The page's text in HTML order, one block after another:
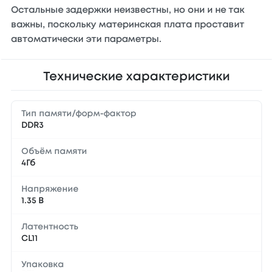
Остальные задержки неизвестны, но они и не так
важны, поскольку материнская плата проставит
автоматически эти параметры.
Технические характеристики
Тип памяти/форм-фактор
DDR3
Объём памяти
4Гб
Напряжение
1.35 В
Латентность
CL11
Упаковка